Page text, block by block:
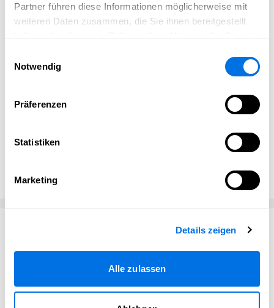
Partner führen diese Informationen möglicherweise mit
weiteren Daten zusammen, die Sie ihnen bereitgestellt
Notwendig
Präferenzen
Statistiken
Marketing
Details zeigen
Alle zulassen
Zum Spüren. Zum Innehalten. Zum Nachlauschen.
Wenn du merkst, dass dich das anspricht,
Jasmin Fakhani